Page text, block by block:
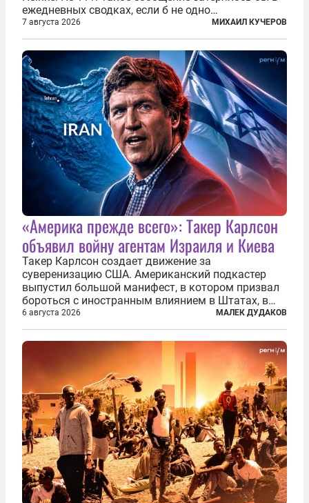
ежедневных сводках, если б не одно
обстоятельство. Это был один из первых в
истории отечественной авиации ночных таранов.
У пилота — младшего лейтенанта...
7 августа 2026 МИХАИЛ КУЧЕРОВ
«Америка прежде всего»: Такер Карлсон
объявил войну агентам Израиля и Киева
Такер Карлсон создает движение за
суверенизацию США. Американский подкастер
выпустил большой манифест, в котором призвал
бороться с иностранным влиянием в Штатах, в
первую очередь имея в виду Израиль. А также
прекратить заморские войны, выплатить
репарации Ирану, остановить прием мигрантов...
6 августа 2026 МАЛЕК ДУДАКОВ